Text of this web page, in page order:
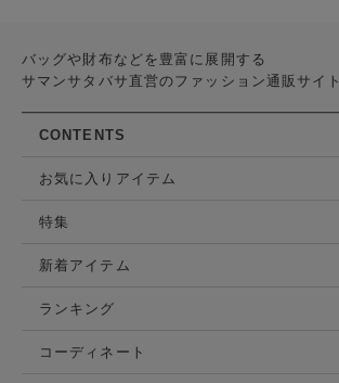
バッグや財布などを豊富に展開する
サマンサタバサ直営のファッション通販サイト
CONTENTS
お気に入りアイテム
特集
新着アイテム
ランキング
コーディネート